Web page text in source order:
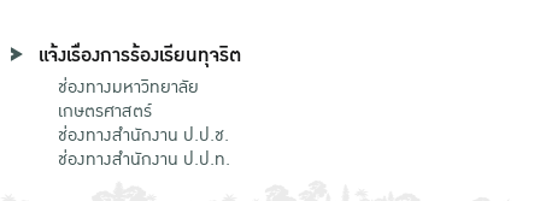
แจ้งเรื่องการร้องเรียนทุจริต
ช่องทางมหาวิทยาลัย
เกษตรศาสตร์
ช่องทางสำนักงาน ป.ป.ช.
ช่องทางสำนักงาน ป.ป.ท.